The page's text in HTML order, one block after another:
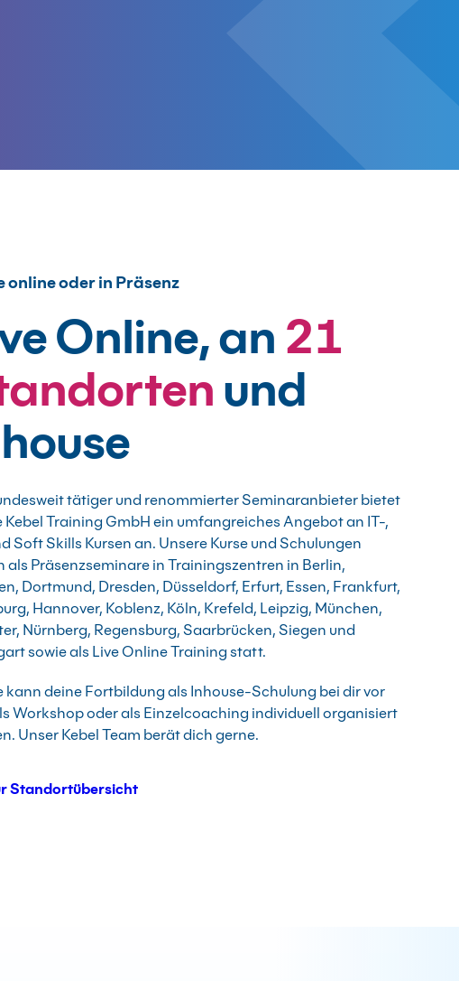
online oder in Präsenz
Online, an 21
und
tätiger und renommierter Seminaranbieter bietet
Kebel Training GmbH ein umfangreiches Angebot an IT-,
Soft Skills Kursen an. Unsere Kurse und Schulungen
als Präsenzseminare in Trainingszentren in Berlin,
Dortmund, Dresden, Düsseldorf, Erfurt, Essen, Frankfurt,
Hannover, Koblenz, Köln, Krefeld, Leipzig, München,
Nürnberg, Regensburg, Saarbrücken, Siegen und
sowie als Live Online Training statt.
kann deine Fortbildung als Inhouse-Schulung bei dir vor
Workshop oder als Einzelcoaching individuell organisiert
Unser Kebel Team berät dich gerne.
Standortübersicht